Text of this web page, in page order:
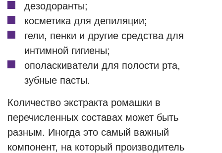
дезодоранты;
косметика для депиляции;
гели, пенки и другие средства для
интимной гигиены;
ополаскиватели для полости рта,
зубные пасты.
Количество экстракта ромашки в
перечисленных составах может быть
разным. Иногда это самый важный
компонент, на который производитель